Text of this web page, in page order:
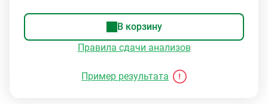
В корзину
Правила сдачи анализов
Пример результата